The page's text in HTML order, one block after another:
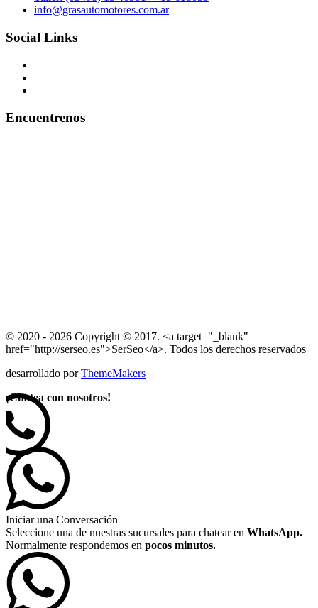
info@grasautomotores.com.ar
Social Links
Encuentrenos
© 2020 - 2026 Copyright © 2017. <a target="_blank"
href="http://serseo.es">SerSeo</a>. Todos los derechos reservados
desarrollado porThemeMakers
¡Chatea con nosotros!
Iniciar una Conversación
Seleccione una de nuestras sucursales para chatear en WhatsApp.
Normalmente respondemos en pocos minutos.